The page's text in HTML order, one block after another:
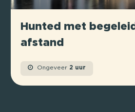
Hunted met
afstand
Ongeveer 2 uur